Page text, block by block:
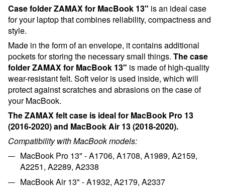
Case folder ZAMAX for MacBook 13" is an ideal case
for your laptop that combines reliability, compactness and
style.
Made in the form of an envelope, it contains additional
pockets for storing the necessary small things. Thecase
folder ZAMAX for MacBook 13" is made of high-quality
wear-resistant felt. Soft velor is used inside, which will
protect against scratches and abrasions on the case of
your MacBook.
The ZAMAX felt case is ideal for MacBook Pro 13
(2016-2020) and MacBook Air 13 (2018-2020).
Compatibility with MacBook models:
MacBook Pro 13" - A1706, A1708, A1989, A2159,
A2251, A2289, A2338
MacBook Air 13" - A1932, A2179, A2337